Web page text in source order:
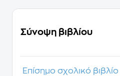
Σύνοψη βιβλίου
Επίσημο σχολικό